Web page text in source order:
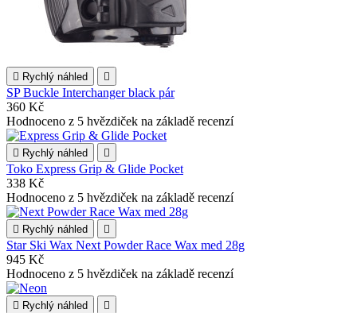
 Rychlý náhled 
SP Buckle Interchanger black pár
360 Kč
Hodnoceno z 5 hvězdiček na základě recenzí
 Rychlý náhled 
Toko Express Grip & Glide Pocket
338 Kč
Hodnoceno z 5 hvězdiček na základě recenzí
 Rychlý náhled 
Star Ski Wax Next Powder Race Wax med 28g
945 Kč
Hodnoceno z 5 hvězdiček na základě recenzí
 Rychlý náhled 